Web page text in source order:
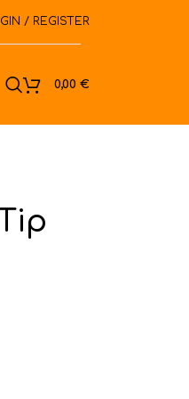
/ REGISTER
0,00 €